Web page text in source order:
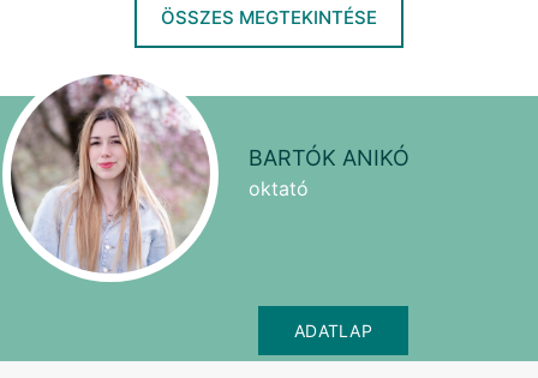
ÖSSZES MEGTEKINTÉSE
BARTÓK ANIKÓ
oktató
ADATLAP